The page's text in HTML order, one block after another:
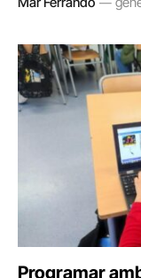
Programar